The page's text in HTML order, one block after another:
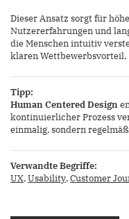
Dieser Ansatz sorgt für
Nutzererfahrungen und
die Menschen intuitiv
klaren Wettbewerbsvorteil.
Tipp:
Human Centered Design
kontinuierlicher Prozess
einmalig, sondern
Verwandte Begriffe:
UX,Usability,Customer